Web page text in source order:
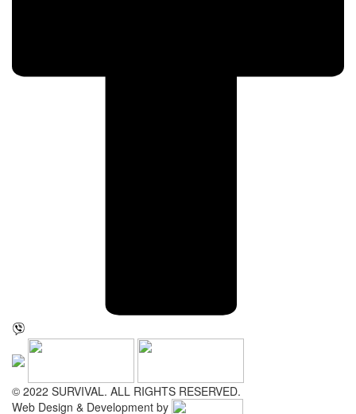
© 2022 SURVIVAL. ALL RIGHTS RESERVED.
Web Design & Development by